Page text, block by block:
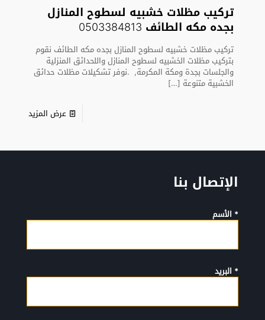
تركيب مظلات خشبيه لسطوح المنازل
بجده مكه الطائف 0503384813
تركيب مظلات خشبيه لسطوح المنازل بجده مكه الطائف نقوم
بتركيب مظلات الخشبيه لسطوح المنازل واللحدائق المنزلية
والجلسات بجدة ومكة المكرمة, .نوفر تشكيلات مظلات حدائق
الخشبية متنوعة […]
عرض المزيد
الإتصال بنا
* الأسم
* البريد